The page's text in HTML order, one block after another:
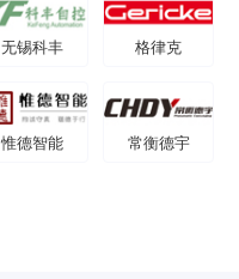
无锡科丰 格律克
惟德智能 常衡德宇